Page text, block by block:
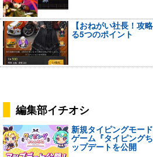
【おねがい社長！攻
る5つのポイント
編集部イチオシ
新規タイピングモー
ゲーム『タイピング
ップデートを公開